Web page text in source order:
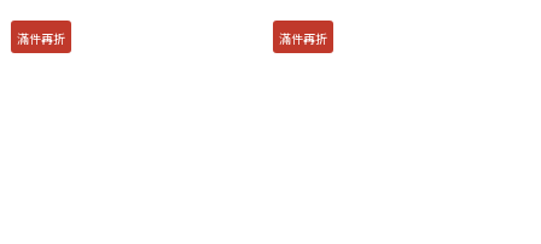
滿件再折 滿件再折